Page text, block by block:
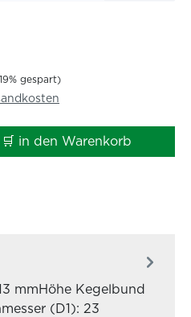
gespart)
den
🛒 in den Warenkorb
mmHöhe Kegelbund
(D1): 23